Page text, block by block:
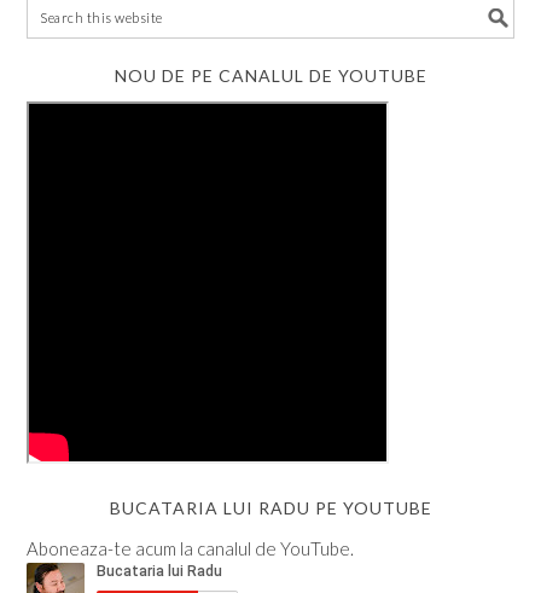
NOU DE PE CANALUL DE YOUTUBE
BUCATARIA LUI RADU PE YOUTUBE
Aboneaza-te acum la canalul de YouTube.